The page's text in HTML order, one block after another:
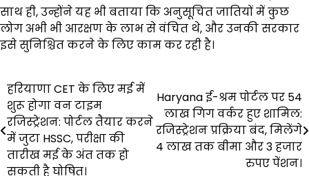
साथ ही, उन्होंने यह भी बताया कि अनुसूचित जातियों में कुछ
लोग अभी भी आरक्षण के लाभ से वंचित थे, और उनकी सरकार
इसे सुनिश्चित करने के लिए काम कर रही है।
Post
navigation
हरियाणा CET के लिए मई में
शुरू होगा वन टाइम
रजिस्ट्रेशन: पोर्टल तैयार करने
में जुटा HSSC, परीक्षा की
तारीख मई के अंत तक हो
सकती है घोषित।
Haryana ई-श्रम पोर्टल पर 54
लाख गिग वर्कर हुए शामिल:
रजिस्ट्रेशन प्रक्रिया बंद, मिलेंगे
4 लाख तक बीमा और 3 हजार
रुपए पेंशन।